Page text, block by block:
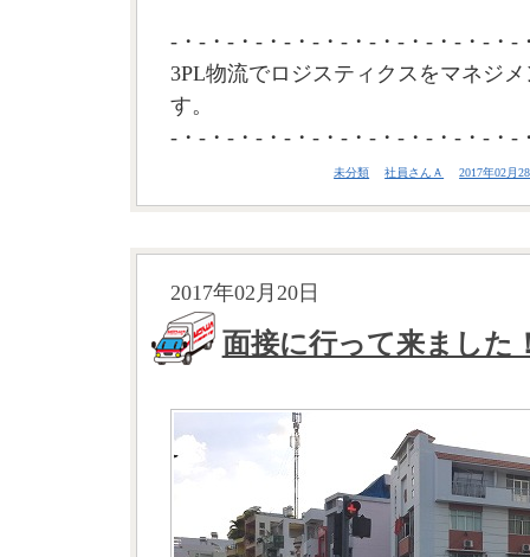
-・-・-・-・-・-・-・-・-・-・-・-・-
3PL物流でロジスティクスをマネジ
す。
-・-・-・-・-・-・-・-・-・-・-・-・-
未分類 社員さんＡ 2017年02月
2017年02月20日
面接に行って来ました